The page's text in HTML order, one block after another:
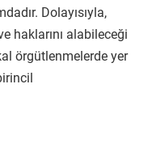
Dolayısıyla,
haklarını alabileceği
örgütlenmelerde yer